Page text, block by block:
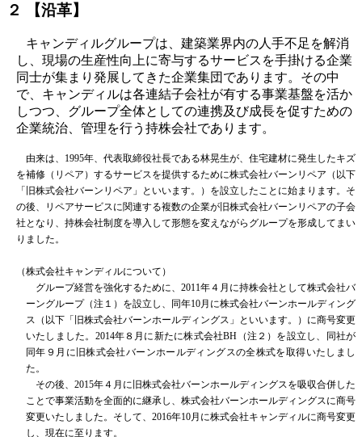
２ 【沿革】
キャンディルグループは、建築業界内の人手不足を解消
し、現場の生産性向上に寄与するサービスを手掛ける企業
同士が集まり発展してきた企業集団であります。その中
で、キャンディルは各連結子会社が有する事業基盤を活か
しつつ、グループ全体としての連携及び成長を促すための
企業統治、管理を行う持株会社であります。
由来は、1995年、代表取締役社長である林晃生が、住宅建材に発生したキズ
を補修（リペア）するサービスを提供するために株式会社バーンリペア（以下
「旧株式会社バーンリペア」といいます。）を設立したことに始まります。そ
の後、リペアサービスに関連する複数の企業が旧株式会社バーンリペアの子会
社となり、持株会社制度を導入して形態を変えながらグループを形成してまい
りました。
（株式会社キャンディルについて）
グループ経営を強化するために、2011年４月に持株会社として株式会社バ
ーングループ（注１）を設立し、同年10月に株式会社バーンホールディング
ス（以下「旧株式会社バーンホールディングス」といいます。）に商号変更
いたしました。2014年８月に新たに株式会社BH（注２）を設立し、同社が
同年９月に旧株式会社バーンホールディングスの全株式を取得いたしまし
た。
その後、2015年４月に旧株式会社バーンホールディングスを吸収合併した
ことで事業活動を全面的に継承し、株式会社バーンホールディングスに商号
変更いたしました。そして、2016年10月に株式会社キャンディルに商号変更
し、現在に至ります。